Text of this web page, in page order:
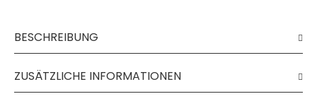
BESCHREIBUNG
ZUSÄTZLICHE INFORMATIONEN